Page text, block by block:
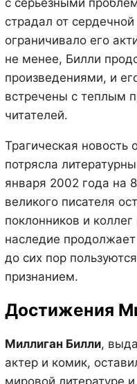
страдал от
ограничивало его
не менее, Билли
произведениями, и
встречены с теплым
читателей.
Трагическая новость
потрясла
января 2002 года на
великого писателя
поклонников и
наследие
до сих пор
признанием.
Достижения
Миллиган Билли,
актер и комик,
мировой литературе